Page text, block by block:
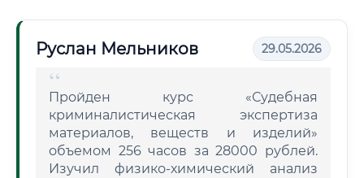
Руслан Мельников 29.05.2026
Пройден курс «Судебная
криминалистическая экспертиза
материалов, веществ и изделий»
объемом 256 часов за 28000 рублей.
Изучил физико-химический анализ